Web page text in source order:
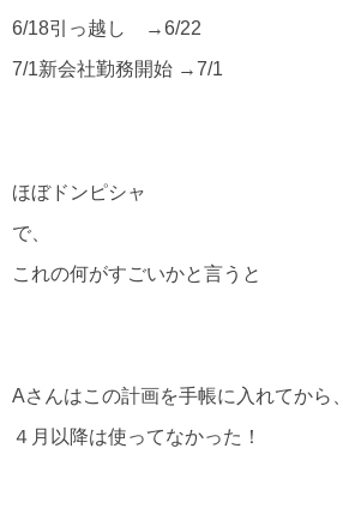
6/18引っ越し →6/22
7/1新会社勤務開始 →7/1
ほぼドンピシャ
で、
これの何がすごいかと言うと
Aさんはこの計画を手帳に入れてから、
４月以降は使ってなかった！